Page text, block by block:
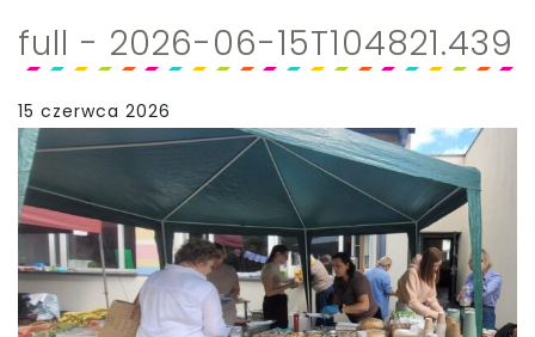
full - 2026-06-15T104821.439
15 czerwca 2026